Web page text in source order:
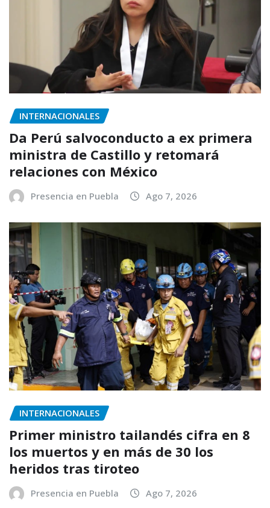
INTERNACIONALES
Da Perú salvoconducto a ex primera
ministra de Castillo y retomará
relaciones con México
Presencia en Puebla Ago 7, 2026
INTERNACIONALES
Primer ministro tailandés cifra en 8
los muertos y en más de 30 los
heridos tras tiroteo
Presencia en Puebla Ago 7, 2026